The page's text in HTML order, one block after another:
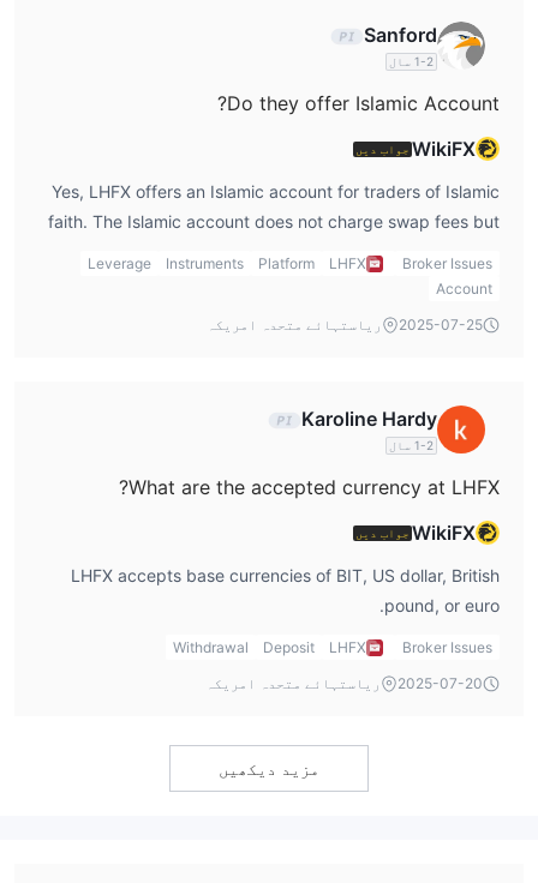
Sanford
1-2 سال
Do they offer Islamic Account?
WikiFX جواب دیں
Yes, LHFX offers an Islamic account for traders of Islamic
faith. The Islamic account does not charge swap fees but
will levy management fees.
Broker Issues
LHFX
Platform
Instruments
Leverage
Account
2025-07-25
ریاستہائے متحدہ امریکہ
Karoline Hardy
1-2 سال
What are the accepted currency at LHFX?
WikiFX جواب دیں
LHFX accepts base currencies of BIT, US dollar, British
pound, or euro.
Broker Issues
LHFX
Deposit
Withdrawal
2025-07-20
ریاستہائے متحدہ امریکہ
مزید دیکھیں